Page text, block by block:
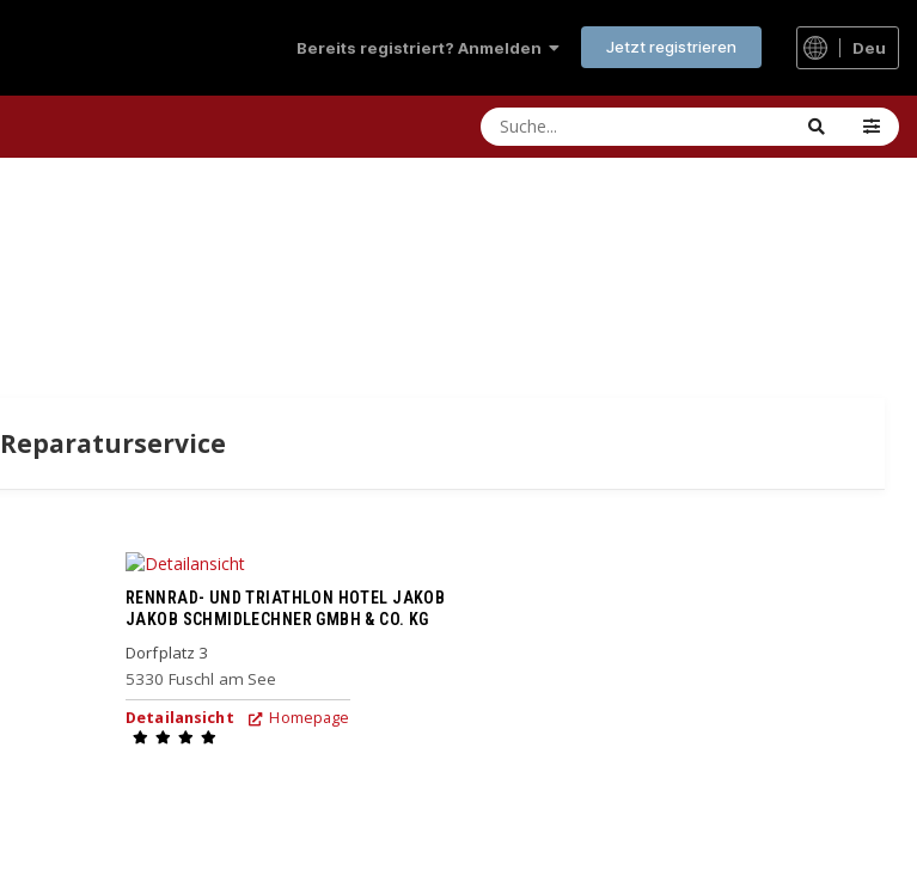
Bereits registriert? Anmelden Jetzt registrieren Deu
RENNRAD- UND TRIATHLON HOTEL JAKOB
JAKOB SCHMIDLECHNER GMBH & CO. KG
Dorfplatz 3
5330 Fuschl am See
Detailansicht Homepage